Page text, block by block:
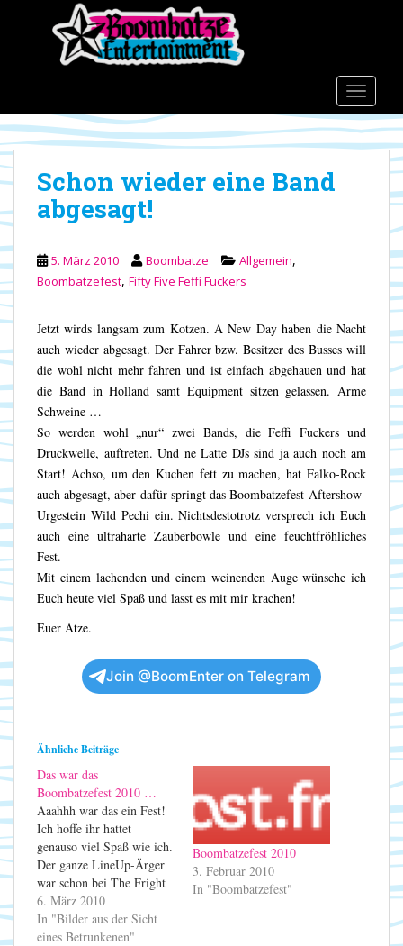
o
m
a
c
t
e
n
Schon wieder eine Band
abgesagt!
5. März 2010 Boombatze Allgemein,
Boombatzefest, Fifty Five Feffi Fuckers
Jetzt wirds langsam zum Kotzen. A New Day haben die Nacht
auch wieder abgesagt. Der Fahrer bzw. Besitzer des Busses will
die wohl nicht mehr fahren und ist einfach abgehauen und hat
die Band in Holland samt Equipment sitzen gelassen. Arme
Schweine …
So werden wohl „nur“ zwei Bands, die Feffi Fuckers und
Druckwelle, auftreten. Und ne Latte DJs sind ja auch noch am
Start! Achso, um den Kuchen fett zu machen, hat Falko-Rock
auch abgesagt, aber dafür springt das Boombatzefest-Aftershow-
Urgestein Wild Pechi ein. Nichtsdestotrotz versprech ich Euch
auch eine ultraharte Zauberbowle und eine feuchtfröhliches
Fest.
Mit einem lachenden und einem weinenden Auge wünsche ich
Euch heute viel Spaß und lasst es mit mir krachen!
Euer Atze.
Join @BoomEnter on Telegram
Ähnliche Beiträge
Das war das
Boombatzefest 2010 …
Aaahhh war das ein Fest!
Ich hoffe ihr hattet
genauso viel Spaß wie ich.
Der ganze LineUp-Ärger
war schon bei The Fright
wie weggeblasen. 1000
Dank geht an die Fifty
Five Feffi Fuckers,
6. März 2010
In "Bilder aus der Sicht
eines Betrunkenen"
Boombatzefest 2010
3. Februar 2010
In "Boombatzefest"